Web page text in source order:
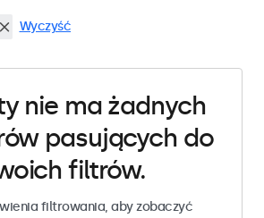
Wyczyść
nie ma żadnych
pasujących do
filtrów.
filtrowania, aby zobaczyć